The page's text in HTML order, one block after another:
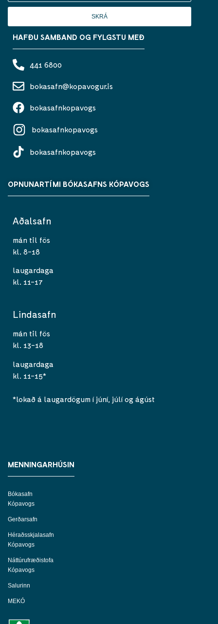
SKRÁ
HAFÐU SAMBAND OG FYLGSTU MEÐ
441 6800
bokasafn@kopavogur.is
bokasafnkopavogs
bokasafnkopavogs
bokasafnkopavogs
OPNUNARTÍMI BÓKASAFNS KÓPAVOGS
Aðalsafn
mán til fös
kl. 8-18
laugardaga
kl. 11-17
Lindasafn
mán til fös
kl. 13-18
laugardaga
kl. 11-15*
*lokað á laugardögum í júní, júlí og ágúst
MENNINGARHÚSIN
Bókasafn
Kópavogs
Gerðarsafn
Héraðsskjalasafn
Kópavogs
Náttúrufræðistofa
Kópavogs
Salurinn
MEKÓ